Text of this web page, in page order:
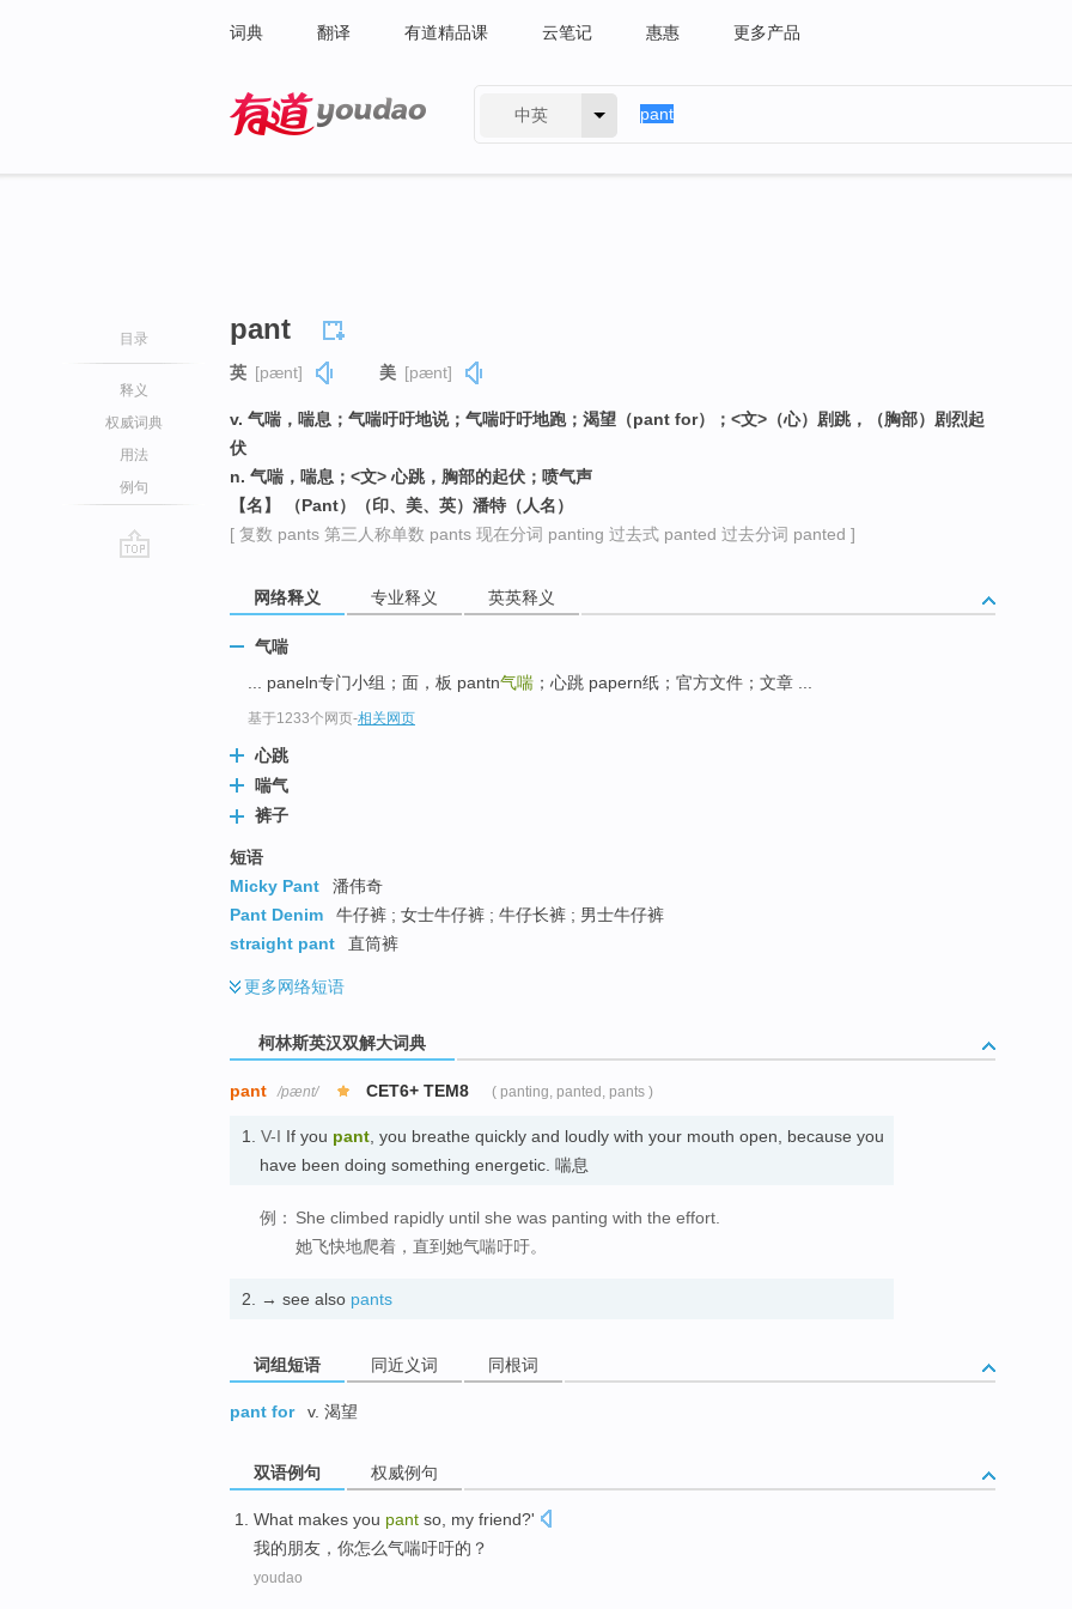
词典 翻译 有道精品课 云笔记 惠惠 更多产品
中英
目录
释义
权威词典
用法
例句
pant
英 [pænt] 美 [pænt]
v. 气喘，喘息；气喘吁吁地说；气喘吁吁地跑；渴望（pant for）；<文>（心）剧跳，（胸部）剧烈起
伏
n. 气喘，喘息；<文> 心跳，胸部的起伏；喷气声
【名】 （Pant）（印、美、英）潘特（人名）
[ 复数 pants 第三人称单数 pants 现在分词 panting 过去式 panted 过去分词 panted ]
网络释义 专业释义 英英释义
气喘
... paneln专门小组；面，板 pantn气喘 ；心跳 papern纸；官方文件；文章 ...
基于1233个网页-相关网页
心跳
喘气
裤子
短语
Micky Pant
潘伟奇
Pant Denim
牛仔裤 ; 女士牛仔裤 ; 牛仔长裤 ; 男士牛仔裤
straight pant
直筒裤
更多网络短语
柯林斯英汉双解大词典
pant /pænt/ CET6+ TEM8 ( panting, panted, pants )
1. V-I If you pant , you breathe quickly and loudly with your mouth open, because you
have been doing something energetic. 喘息
例： She climbed rapidly until she was panting with the effort.
她飞快地爬着，直到她气喘吁吁。
2. → see also pants
词组短语 同近义词 同根词
pant for v. 渴望
双语例句 权威例句
What makes you pant so, my friend?'
我的朋友， 你怎么气喘吁吁的？
youdao